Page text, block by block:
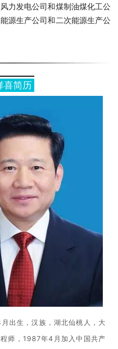
力发电公司和煤制油煤化工公
源生产公司和二次能源生产公
喜简历
出生，汉族，湖北仙桃人，大
师，1987年4月加入中国共产